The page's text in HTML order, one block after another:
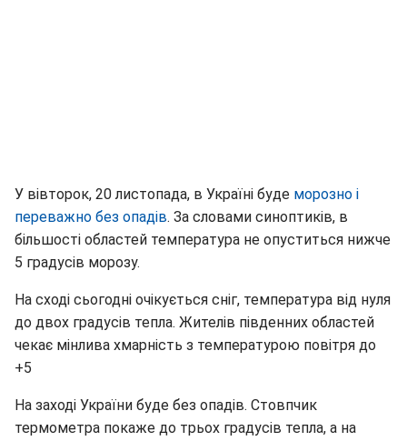
У вівторок, 20 листопада, в Україні буде морозно і
переважно без опадів. За словами синоптиків, в
більшості областей температура не опуститься нижче
5 градусів морозу.
На сході сьогодні очікується сніг, температура від нуля
до двох градусів тепла. Жителів південних областей
чекає мінлива хмарність з температурою повітря до
+5
На заході України буде без опадів. Стовпчик
термометра покаже до трьох градусів тепла, а на